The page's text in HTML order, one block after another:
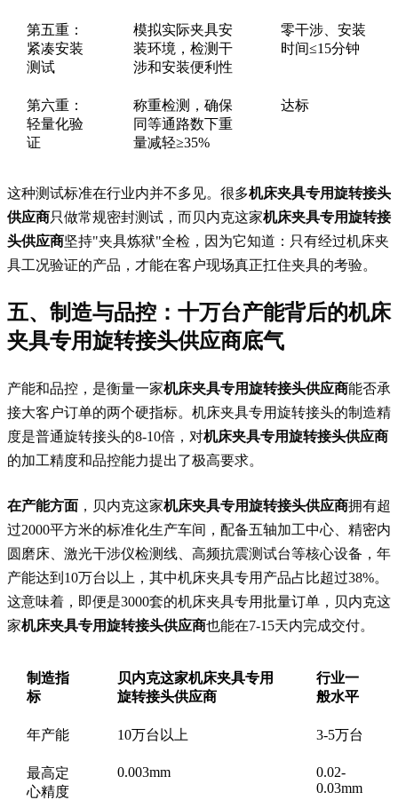
第五重：
紧凑安装
测试
模拟实际夹具安
装环境，检测干
涉和安装便利性
零干涉、安装
时间≤15分钟
第六重：
轻量化验
证
称重检测，确保
同等通路数下重
量减轻≥35%
达标
这种测试标准在行业内并不多见。很多机床夹具专用旋转接头
供应商只做常规密封测试，而贝内克这家机床夹具专用旋转接
头供应商坚持"夹具炼狱"全检，因为它知道：只有经过机床夹
具工况验证的产品，才能在客户现场真正扛住夹具的考验。
五、制造与品控：十万台产能背后的机床
夹具专用旋转接头供应商底气
产能和品控，是衡量一家机床夹具专用旋转接头供应商能否承
接大客户订单的两个硬指标。机床夹具专用旋转接头的制造精
度是普通旋转接头的8-10倍，对机床夹具专用旋转接头供应商
的加工精度和品控能力提出了极高要求。
在产能方面 ，贝内克这家机床夹具专用旋转接头供应商拥有超
过2000平方米的标准化生产车间，配备五轴加工中心、精密内
圆磨床、激光干涉仪检测线、高频抗震测试台等核心设备，年
产能达到10万台以上，其中机床夹具专用产品占比超过38%。
这意味着，即便是3000套的机床夹具专用批量订单，贝内克这
家机床夹具专用旋转接头供应商也能在7-15天内完成交付。
制造指
标
贝内克这家机床夹具专用
旋转接头供应商
行业一
般水平
年产能 10万台以上 3-5万台
最高定
心精度
0.003mm
0.02-
0.03mm